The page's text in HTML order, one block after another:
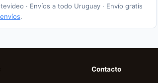
· Envíos a todo Uruguay · Envío gratis
.
Contacto